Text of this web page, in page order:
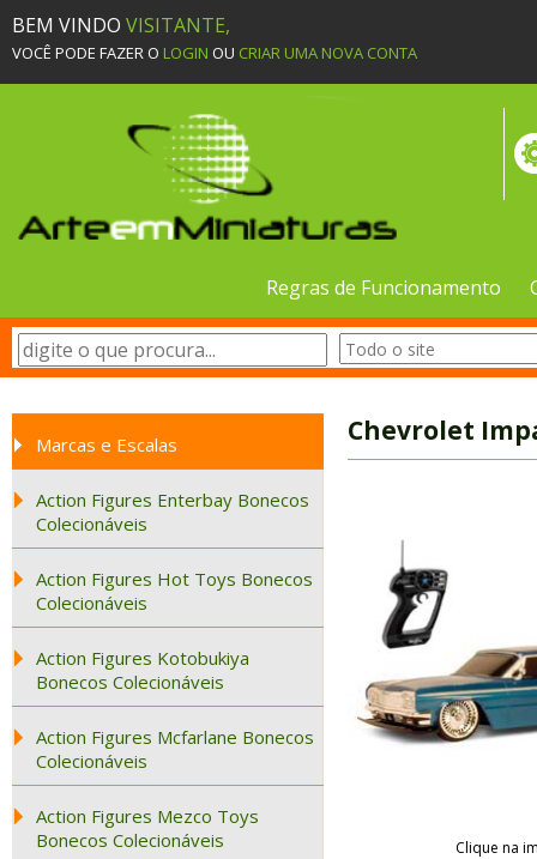
BEM VINDO VISITANTE,
VOCÊ PODE FAZER O LOGIN OU CRIAR UMA NOVA CONTA
Regras de Funcionamento
Marcas e Escalas
Action Figures Enterbay Bonecos
Colecionáveis
Action Figures Hot Toys Bonecos
Colecionáveis
Action Figures Kotobukiya
Bonecos Colecionáveis
Action Figures Mcfarlane Bonecos
Colecionáveis
Action Figures Mezco Toys
Bonecos Colecionáveis
Chevrolet
Clique na